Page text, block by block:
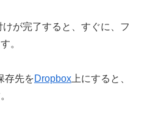
が完了すると、すぐに、フ
。
存先をDropbox 上にすると、